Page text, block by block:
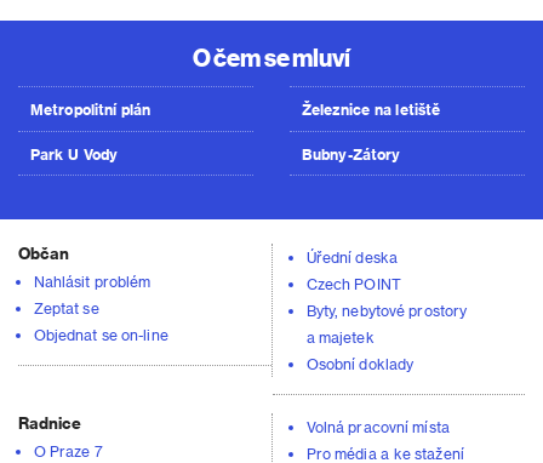
O čem se mluví
Metropolitní plán
Park U Vody
Železnice na letiště
Bubny-Zátory
Občan
Nahlásit problém
Zeptat se
Objednat se on-line
Úřední deska
Czech POINT
Byty, nebytové prostory
a majetek
Osobní doklady
Radnice
O Praze 7
Volná pracovní místa
Pro média a ke stažení